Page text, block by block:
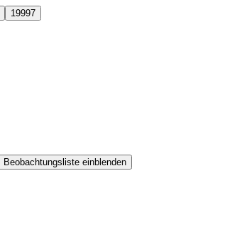
19997
Beobachtungsliste einblenden